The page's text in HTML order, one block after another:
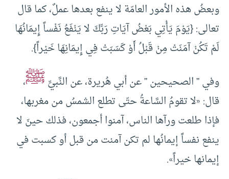
وبعضُ هذه الأمور العامّة لا ينفع بعدها عملٌ، كما قال
تعالى: {يَوْمَ يَأْتِي بَعْضُ آيَاتِ رَبِّكَ لا يَنْفَعُ نَفْساً إِيمَانُهَا
لَمْ تَكُنْ آمَنَتْ مِنْ قَبْلُ أَوْ كَسَبَتْ فِي إِيمَانِهَا خَيْراً}.
وفي ” الصحيحين ” عن أبي هُريرة، عن النَّبيِّﷺ،
قال: «لا تقومُ السَّاعةُ حتّى تطلع الشمسُ من مغربها،
فإذا طلعت ورآها الناس، آمنوا أجمعون، فذلك حينَ لا
ينفع نفساً إيمانُها لم تكن آمنت من قبل أو كسبت في
إيمانها خيراً».